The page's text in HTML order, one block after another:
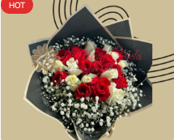
HOT